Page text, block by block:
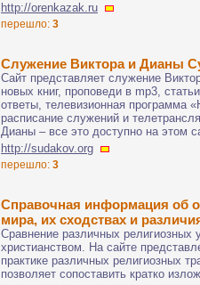
http://orenkazak.ru
перешло: 3
Служение Виктора и Дианы
Сайт представляет служение
новых книг, проповеди в mp3,
ответы, телевизионная программа
расписание служений и
Дианы – все это доступно на этом
http://sudakov.org
перешло: 3
Справочная информация об
мира, их сходствах и
Сравнение различных религиозных
христианством. На сайте
практике различных религиозных
позволяет сопоставить кратко